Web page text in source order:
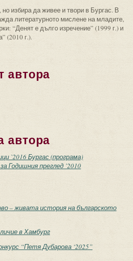
избира да живее и твори в Бургас. В
литературното мислене на младите,
“Денят е дълго изречение” (1999 г.) и
(2010 г.).
автора
автора
`2016 Бургас (програма)
Годишния преглед ’2010
– живата история на българското
в Хамбург
“Петя Дубарова ‘2025”